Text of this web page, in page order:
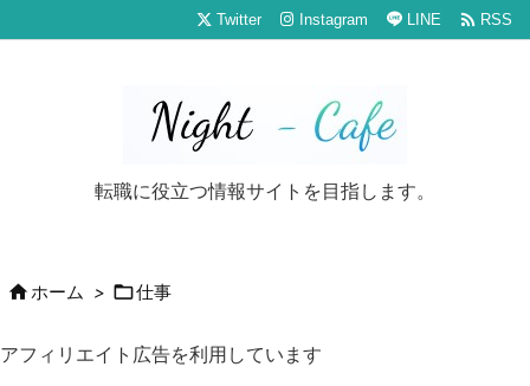
Twitter Instagram LINE  RSS
転職に役立つ情報サイトを目指します。
ホーム > 仕事
アフィリエイト広告を利用しています